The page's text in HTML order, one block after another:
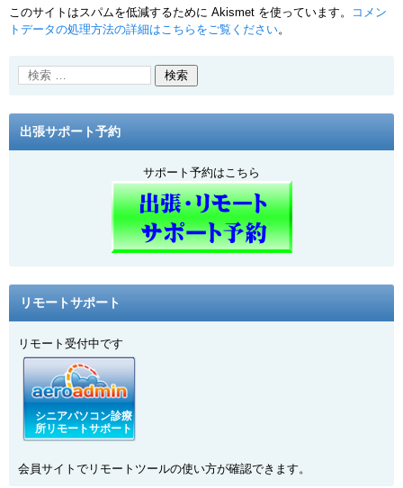
このサイトはスパムを低減するために Akismet を使っています。
コメン
トデータの処理方法の詳細はこちらをご覧ください。
出張サポート予約
サポート予約はこちら
リモートサポート
リモート受付中です
シニアパソコン診療
所リモートサポート
会員サイトでリモートツールの使い方が確認できます。